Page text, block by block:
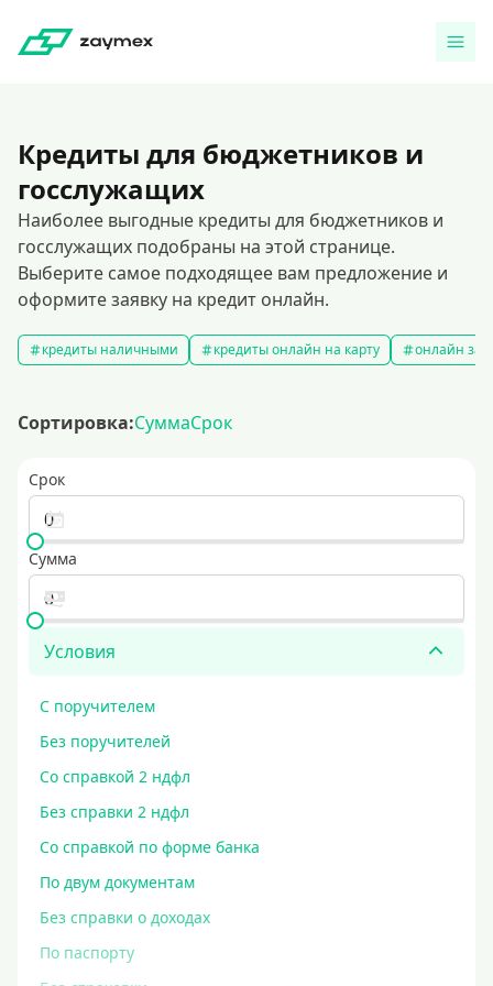
Кредиты для бюджетников и
госслужащих
Наиболее выгодные кредиты для бюджетников и
госслужащих подобраны на этой странице.
Выберите самое подходящее вам предложение и
оформите заявку на кредит онлайн.
кредиты наличными кредиты онлайн на карту онлайн
Сортировка:СуммаСрок
Срок
Сумма
Условия
С поручителем
Без поручителей
Со справкой 2 ндфл
Без справки 2 ндфл
Со справкой по форме банка
По двум документам
Без справки о доходах
По паспорту